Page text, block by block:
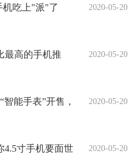
2020-05-20
机吃上"派"了
2020-05-20
最高的手机推
2020-05-20
能手表”开售，
2020-05-20
4.5寸手机要面世